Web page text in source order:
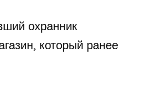
охранник
который ранее